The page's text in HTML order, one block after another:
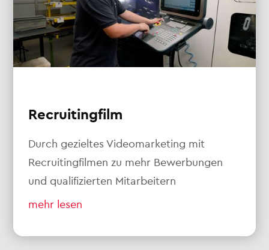
Recruitingfilm
Durch gezieltes Videomarketing mit
Recruitingfilmen zu mehr Bewerbungen
und qualifizierten Mitarbeitern
mehr lesen